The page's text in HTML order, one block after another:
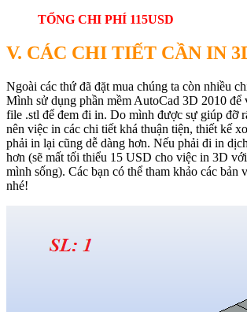
TỔNG CHI PHÍ 115USD
V. CÁC CHI TIẾT CẦN IN
Ngoài các thứ đã đặt mua chúng ta còn nhiều
Mình sử dụng phần mềm AutoCad 3D 2010 để
file .stl để đem đi in. Do mình được sự giúp đỡ
nên việc in các chi tiết khá thuận tiện, thiết kế
phải in lại cũng dễ dàng hơn. Nếu phải đi in
hơn (sẽ mất tối thiểu 15 USD cho việc in 3D
mình sống). Các bạn có thể tham khảo các bản
nhé!